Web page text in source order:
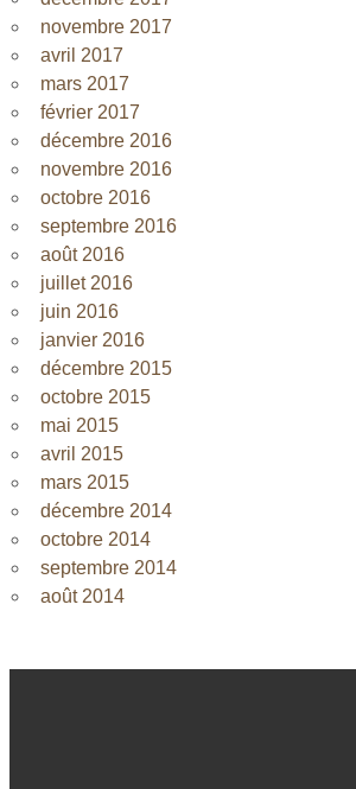
novembre 2017
avril 2017
mars 2017
février 2017
décembre 2016
novembre 2016
octobre 2016
septembre 2016
août 2016
juillet 2016
juin 2016
janvier 2016
décembre 2015
octobre 2015
mai 2015
avril 2015
mars 2015
décembre 2014
octobre 2014
septembre 2014
août 2014